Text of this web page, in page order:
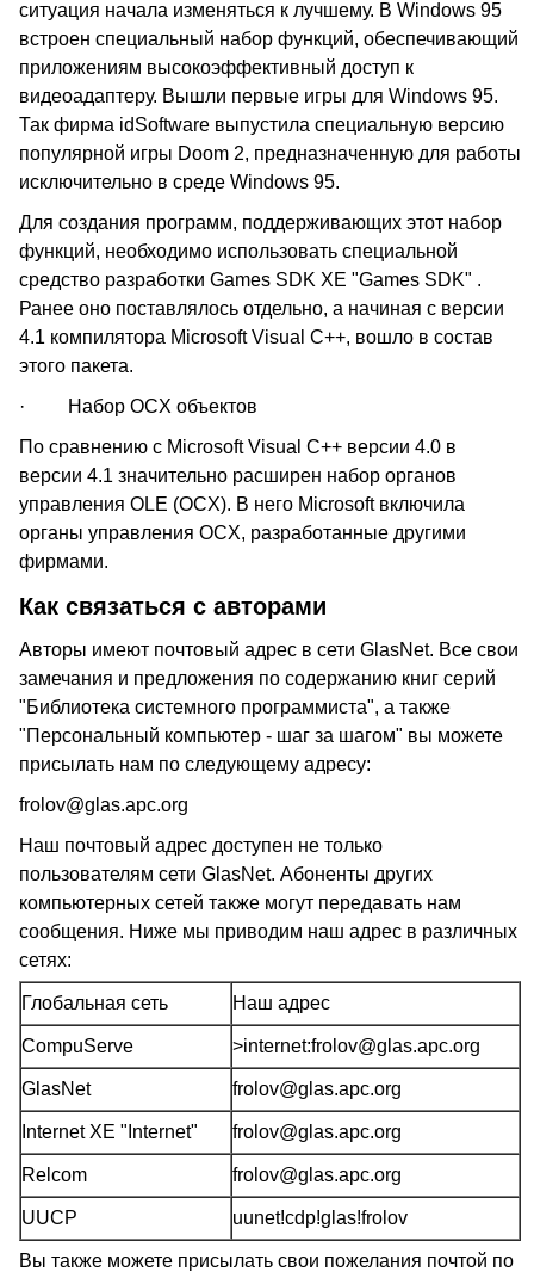
ситуация начала изменяться к лучшему. В Windows 95
встроен специальный набор функций, обеспечивающий
приложениям высокоэффективный доступ к
видеоадаптеру. Вышли первые игры для Windows 95.
Так фирма idSoftware выпустила специальную версию
популярной игры Doom 2, предназначенную для работы
исключительно в среде Windows 95.
Для создания программ, поддерживающих этот набор
функций, необходимо использовать специальной
средство разработки Games SDK XE "Games SDK" .
Ранее оно поставлялось отдельно, а начиная с версии
4.1 компилятора Microsoft Visual C++, вошло в состав
этого пакета.
· Набор OCX объектов
По сравнению с Microsoft Visual C++ версии 4.0 в
версии 4.1 значительно расширен набор органов
управления OLE (OCX). В него Microsoft включила
органы управления OCX, разработанные другими
фирмами.
Как связаться с авторами
Авторы имеют почтовый адрес в сети GlasNet. Все свои
замечания и предложения по содержанию книг серий
"Библиотека системного программиста", а также
"Персональный компьютер - шаг за шагом" вы можете
присылать нам по следующему адресу:
frolov@glas.apc.org
Наш почтовый адрес доступен не только
пользователям сети GlasNet. Абоненты других
компьютерных сетей также могут передавать нам
сообщения. Ниже мы приводим наш адрес в различных
сетях:
Глобальная сеть Наш адрес
CompuServe >internet:frolov@glas.apc.org
GlasNet frolov@glas.apc.org
Internet XE "Internet" frolov@glas.apc.org
Relcom frolov@glas.apc.org
UUCP uunet!cdp!glas!frolov
Вы также можете присылать свои пожелания почтой по